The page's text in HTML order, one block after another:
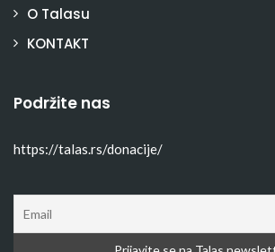
O Talasu
KONTAKT
Podržite nas
https://talas.rs/donacije/